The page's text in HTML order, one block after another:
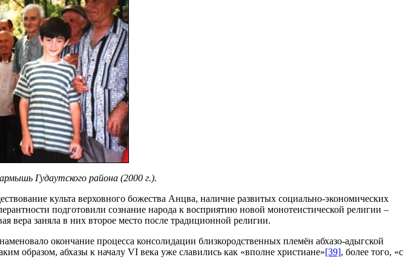
Гудаутского района (2000 г.).
культа верховного божества Анцва, наличие развитых социально-экономических
подготовили сознание народа к восприятию новой монотеистической религии –
вера заняла в них второе место после традиционной религии.
окончание процесса консолидации близкородственных племён абхазо-адыгской
образом, абхазы к началу VI века уже славились как «вполне христиане»[39], более того, «с